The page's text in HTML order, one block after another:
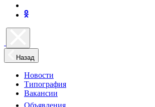
Назад
Новости
Типография
Вакансии
Объявления